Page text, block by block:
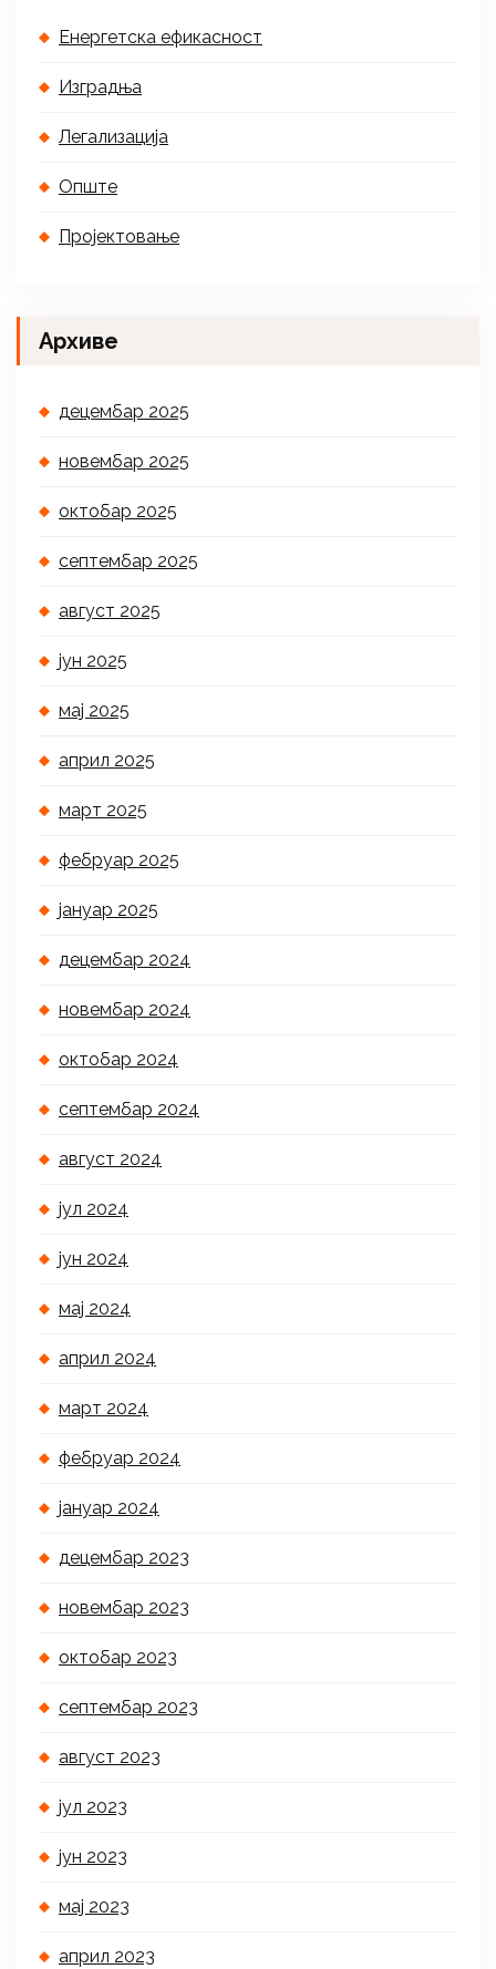
Енергетска ефикасност
Изградња
Легализација
Опште
Пројектовање
Архиве
децембар 2025
новембар 2025
октобар 2025
септембар 2025
август 2025
јун 2025
мај 2025
април 2025
март 2025
фебруар 2025
јануар 2025
децембар 2024
новембар 2024
октобар 2024
септембар 2024
август 2024
јул 2024
јун 2024
мај 2024
април 2024
март 2024
фебруар 2024
јануар 2024
децембар 2023
новембар 2023
октобар 2023
септембар 2023
август 2023
јул 2023
јун 2023
мај 2023
април 2023